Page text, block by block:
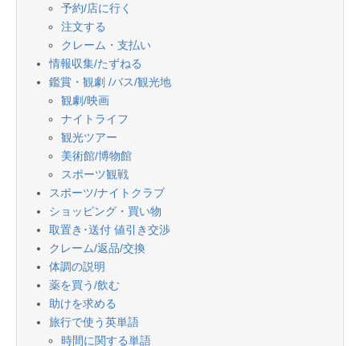
予約/店に行く
注文する
クレーム・支払い
情報収集/たずねる
鑑賞・観劇 /バス/観光地
観劇/映画
ナイトライフ
観光ツアー
美術館/博物館
スポーツ観戦
スポーツ/ナイトクラブ
ショッピング・買い物
取置き･送付 値引き交渉
クレーム/返品/交換
体調の説明
薬を買う/飲む
助けを求める
旅行で使う英単語
時間に関する単語